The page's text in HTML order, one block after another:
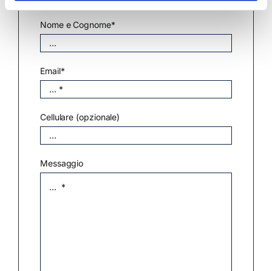
Nome e Cognome*
Email*
Cellulare (opzionale)
Messaggio